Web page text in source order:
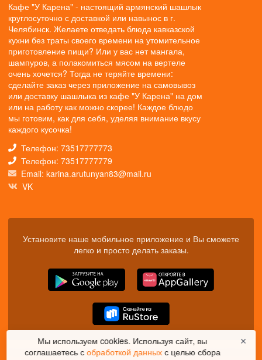
Кафе "У Карена" - настоящий армянский шашлык
круглосуточно с доставкой или навынос в г.
Челябинск. Желаете отведать блюда кавказской
кухни без траты своего времени на утомительное
приготовление пищи? Или у вас нет мангала,
шампуров, а полакомиться мясом на вертеле
очень хочется? Тогда не теряйте времени:
сделайте заказ через приложение на самовывоз
или доставку шашлыка из кафе "У Карена" на дом
или на работу как можно скорее! Каждое блюдо
мы готовим, как для себя, уделяя внимание вкусу
каждого кусочка!
Телефон: 73517777773
Телефон: 73517777779
Email: karina.arutunyan83@mail.ru
VK
Установите наше мобильное приложение и Вы сможете
легко и просто делать заказы.
Мы используем cookies. Используя сайт, вы
соглашаетесь собработкой данныхс целью сбора
✕